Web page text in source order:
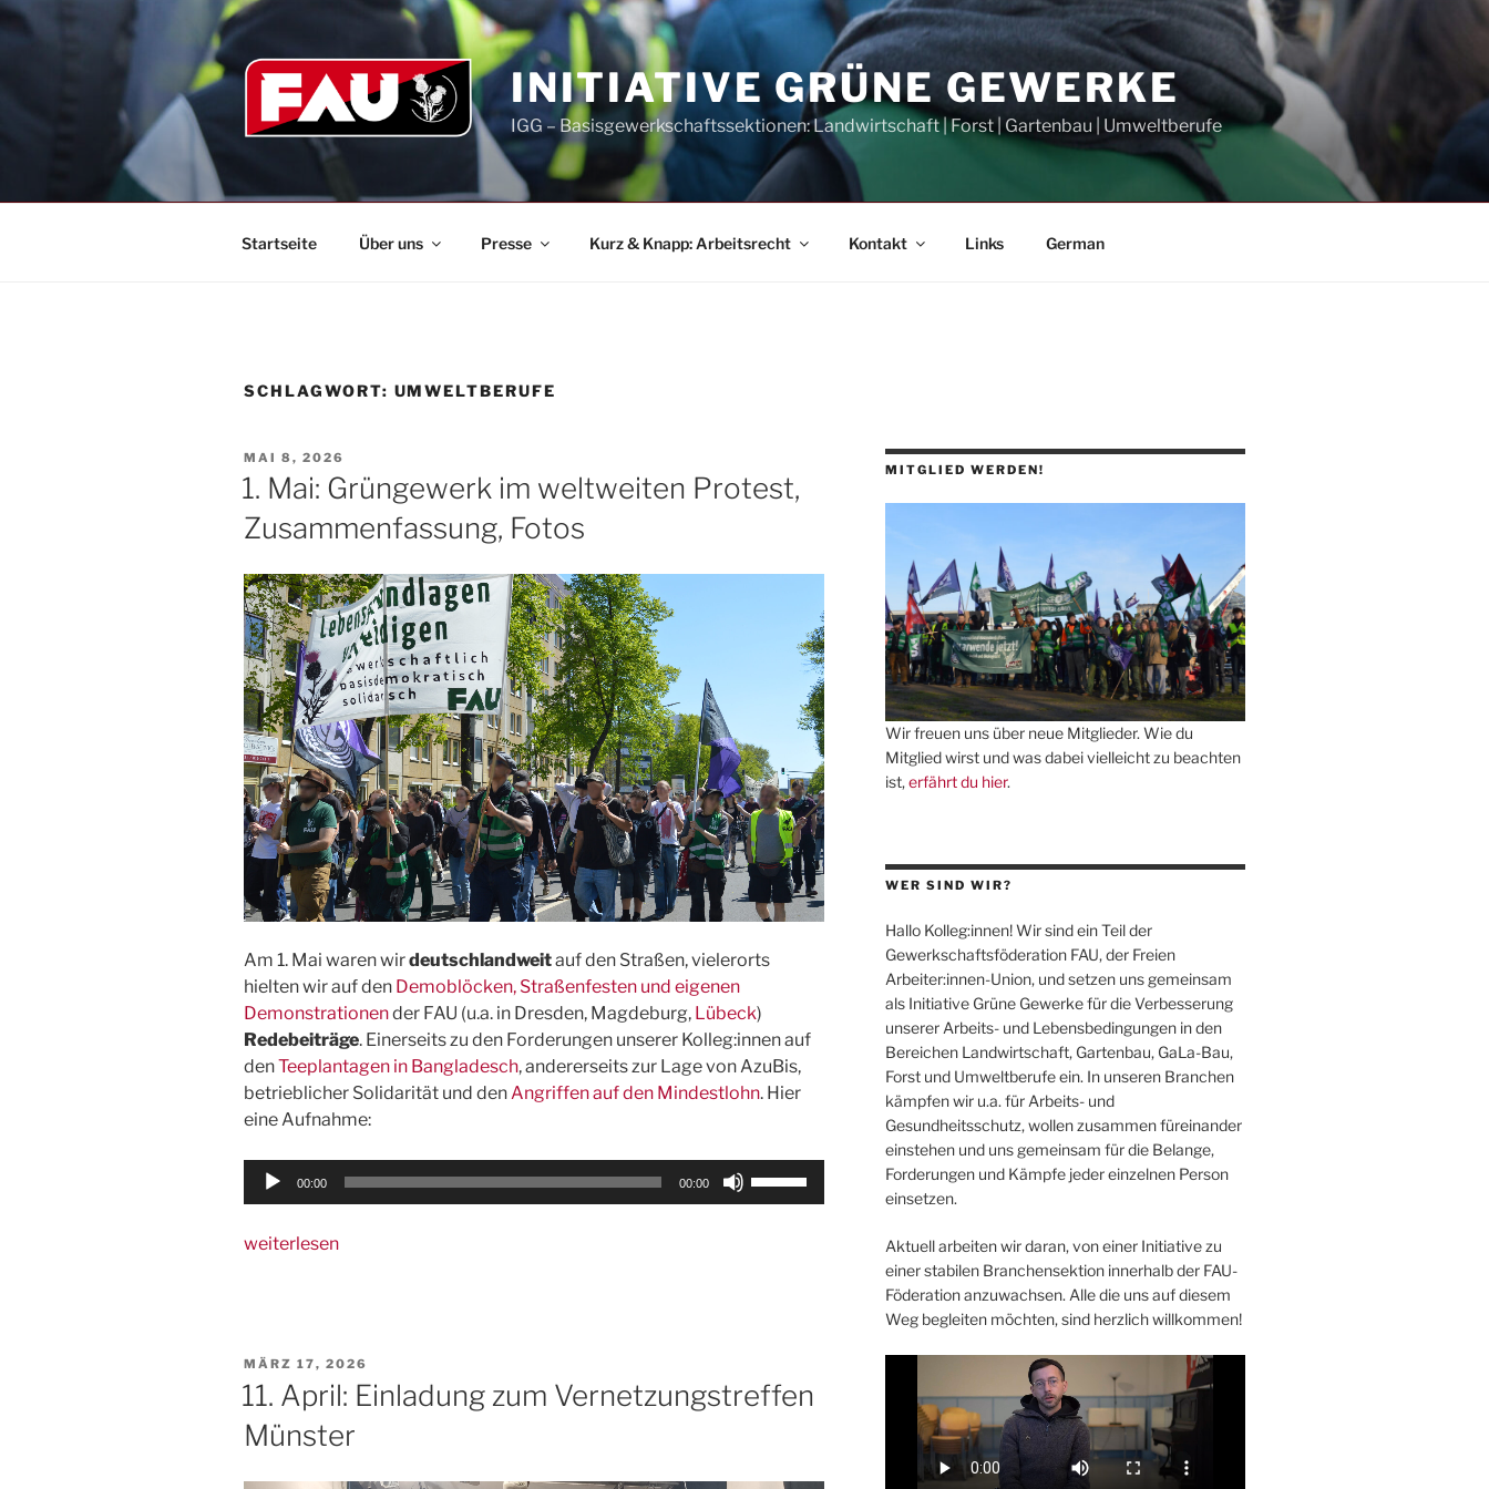
Zum
INITIATIVE GRÜNE GEWERKE
IGG – Basisgewerkschaftssektionen: Landwirtschaft | Forst | Gartenbau | Umweltberufe
Startseite Über uns Presse Kurz & Knapp: Arbeitsrecht Kontakt Links German
SCHLAGWORT: UMWELTBERUFE
VERÖFFENTLICHT
AM
MAI 8, 2026
1. Mai: Grüngewerk im weltweiten Protest,
Zusammenfassung, Fotos
Am 1. Mai waren wirdeutschlandweitauf den Straßen, vielerorts
hielten wir auf den Demoblöcken, Straßenfesten und eigenen
Demonstrationender FAU (u.a. in Dresden, Magdeburg, Lübeck)
Redebeiträge. Einerseits zu den Forderungen unserer Kolleg:innen auf
denTeeplantagen in Bangladesch, andererseits zur Lage von AzuBis,
betrieblicher Solidarität und denAngriffen auf den Mindestlohn. Hier
eine Aufnahme:
Audio-
00:00 00:00
„1.
Zusammenfassung,
Fotos“
weiterlesen
VERÖFFENTLICHT
AM
MÄRZ 17, 2026
11. April: Einladung zum Vernetzungstreffen
Münster
MITGLIED WERDEN!
Wir freuen uns über neue Mitglieder. Wie du
Mitglied wirst und was dabei vielleicht zu beachten
ist,erfährt du hier.
WER SIND WIR?
Hallo Kolleg:innen! Wir sind ein Teil der
Gewerkschaftsföderation FAU, der Freien
Arbeiter:innen-Union, und setzen uns gemeinsam
als Initiative Grüne Gewerke für die Verbesserung
unserer Arbeits- und Lebensbedingungen in den
Bereichen Landwirtschaft, Gartenbau, GaLa-Bau,
Forst und Umweltberufe ein. In unseren Branchen
kämpfen wir u.a. für Arbeits- und
Gesundheitsschutz, wollen zusammen füreinander
einstehen und uns gemeinsam für die Belange,
Forderungen und Kämpfe jeder einzelnen Person
einsetzen.
Aktuell arbeiten wir daran, von einer Initiative zu
einer stabilen Branchensektion innerhalb der FAU-
Föderation anzuwachsen. Alle die uns auf diesem
Weg begleiten möchten, sind herzlich willkommen!